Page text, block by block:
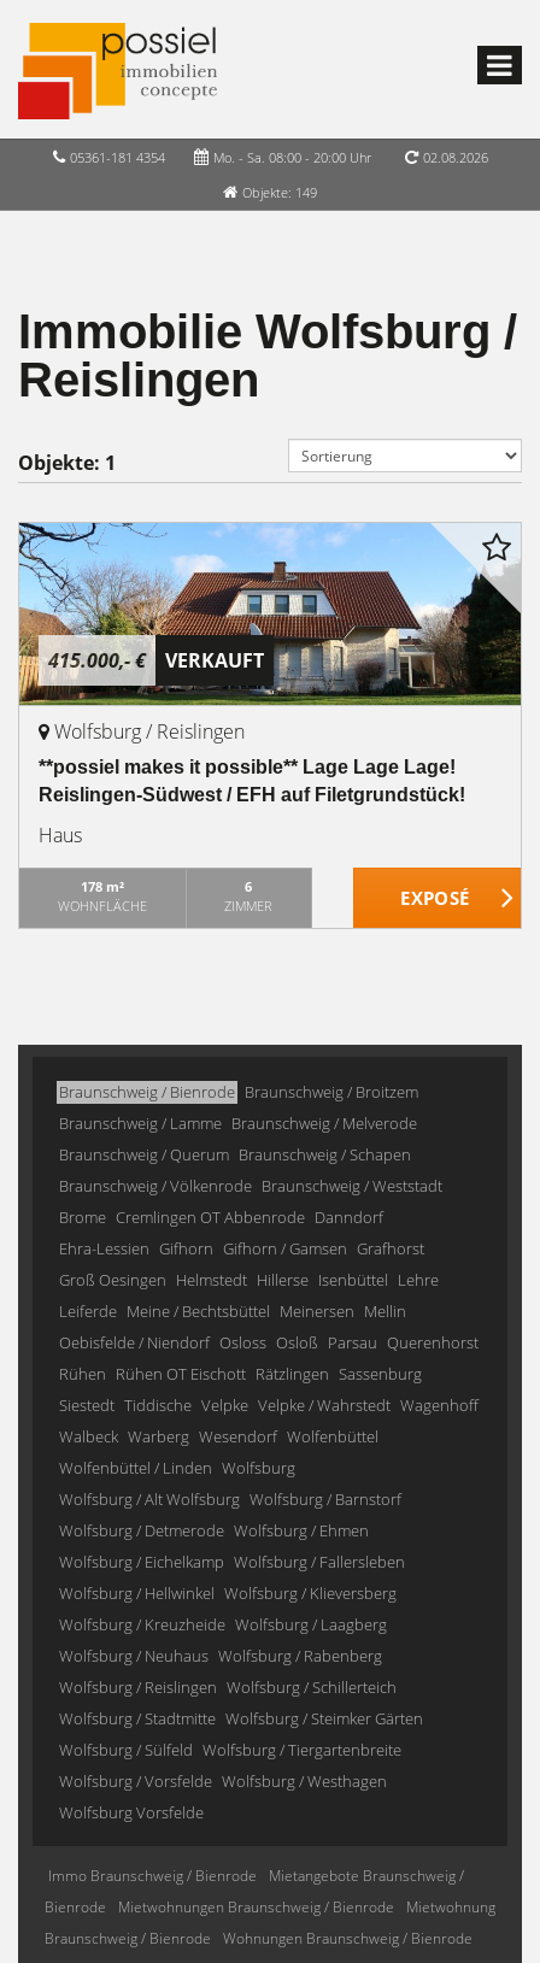
05361-181 4354 Mo. - Sa. 08:00 - 20:00 Uhr
02.08.2026
Objekte: 149
Immobilie Wolfsburg /
Reislingen
Objekte: 1
415.000,- € VERKAUFT
Wolfsburg / Reislingen
**possiel makes it possible** Lage Lage Lage!
Reislingen-Südwest / EFH auf Filetgrundstück!
Haus
178 m²
WOHNFLÄCHE
6
ZIMMER
Braunschweig / Bienrode Braunschweig / Broitzem
Braunschweig / Lamme Braunschweig / Melverode
Braunschweig / Querum Braunschweig / Schapen
Braunschweig / Völkenrode Braunschweig / Weststadt
Brome Cremlingen OT Abbenrode Danndorf
Ehra-Lessien Gifhorn Gifhorn / Gamsen Grafhorst
Groß Oesingen Helmstedt Hillerse Isenbüttel Lehre
Leiferde Meine / Bechtsbüttel Meinersen Mellin
Oebisfelde / Niendorf Osloss Osloß Parsau Querenhorst
Rühen Rühen OT Eischott Rätzlingen Sassenburg
Siestedt Tiddische Velpke Velpke / Wahrstedt Wagenhoff
Walbeck Warberg Wesendorf Wolfenbüttel
Wolfenbüttel / Linden Wolfsburg
Wolfsburg / Alt Wolfsburg Wolfsburg / Barnstorf
Wolfsburg / Detmerode Wolfsburg / Ehmen
Wolfsburg / Eichelkamp Wolfsburg / Fallersleben
Wolfsburg / Hellwinkel Wolfsburg / Klieversberg
Wolfsburg / Kreuzheide Wolfsburg / Laagberg
Wolfsburg / Neuhaus Wolfsburg / Rabenberg
Wolfsburg / Reislingen Wolfsburg / Schillerteich
Wolfsburg / Stadtmitte Wolfsburg / Steimker Gärten
Wolfsburg / Sülfeld Wolfsburg / Tiergartenbreite
Wolfsburg / Vorsfelde Wolfsburg / Westhagen
Wolfsburg Vorsfelde
Immo Braunschweig / Bienrode
Mietangebote Braunschweig /
Bienrode
Mietwohnungen Braunschweig / Bienrode
Mietwohnung
Braunschweig / Bienrode
Wohnungen Braunschweig / Bienrode